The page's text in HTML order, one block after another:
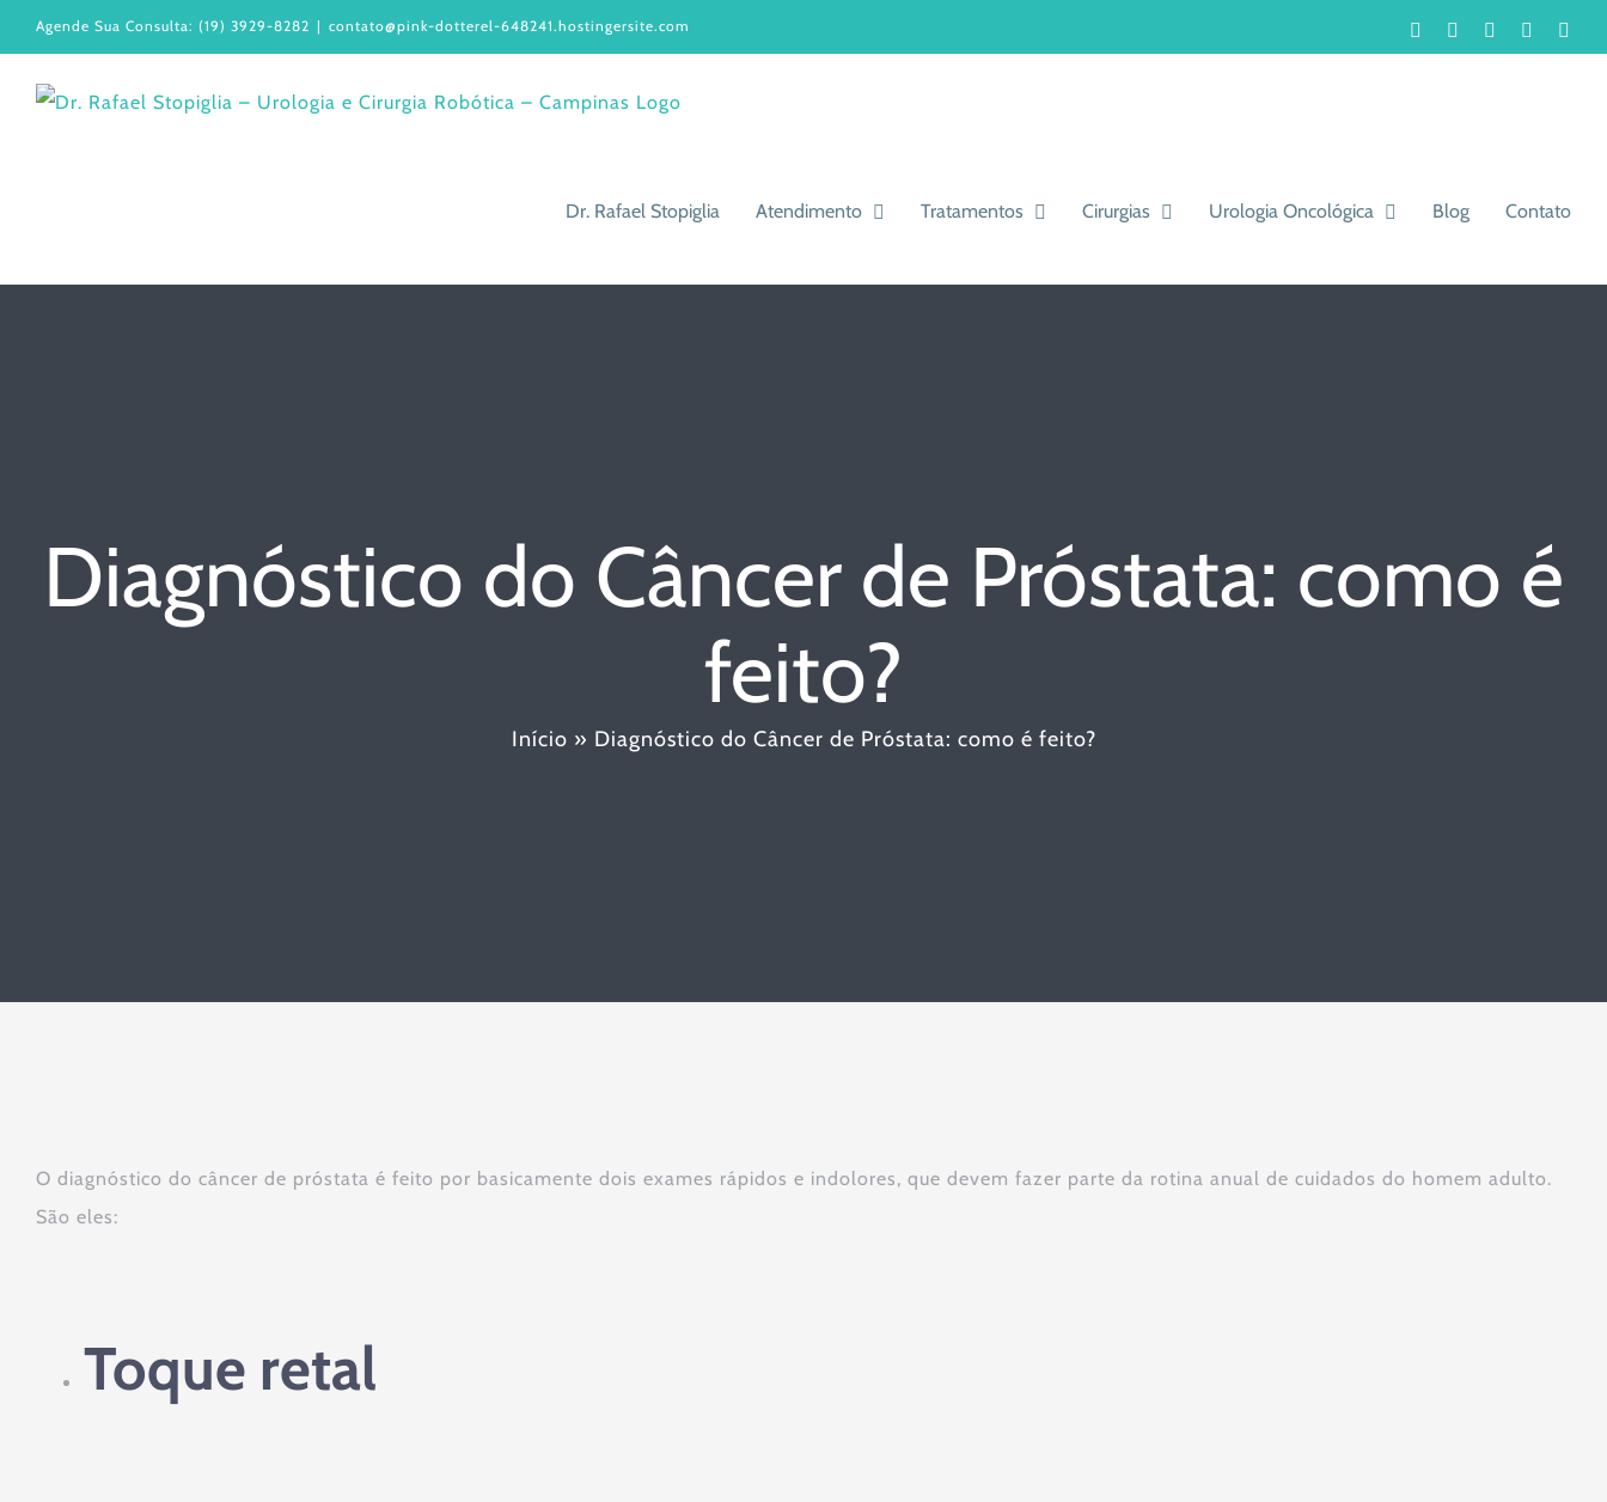
para
Agende Sua Consulta: (19) 3929-8282 | contato@pink-dotterel-648241.hostingersite.com FacebookInstagramLinkedIn
Dr. Rafael Stopiglia Atendimento Tratamentos Cirurgias Urologia Oncológica Blog Contato
Diagnóstico do Câncer de Próstata: como é
feito?
Início » Diagnóstico do Câncer de Próstata: como é feito?
O diagnóstico do câncer de próstata é feito por basicamente dois exames rápidos e indolores, que devem fazer parte da rotina anual de cuidados do homem adulto.
São eles:
Toque retal